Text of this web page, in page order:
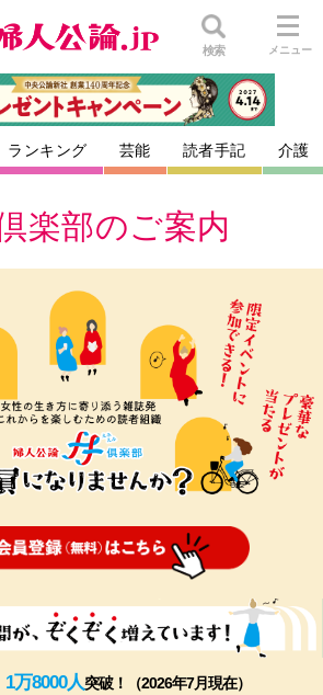
検索 メニュー
ランキング 芸能 読者手記 介護
楽部のご案内
1万8000人突破！（2026年7月現在）